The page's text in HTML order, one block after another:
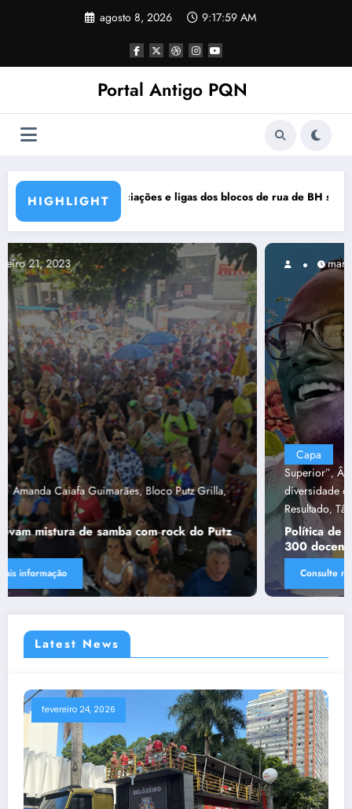
agosto 8, 2026 9:18:00 AM
Portal Antigo PQN
HIGHLIGHT
de rua de BH se manifestam em nota de repúdioRocknights lança a primeira
Capa
“Tendências para Docência no Ensino
Superior”, Ânima Educaçã, Ânima Plurais,capa ,Política de
diversidade da Una e do UniBH,Rede Comunicação de
Resultado,Tânia Chaves
Política de diversidade da Una e do UniBH envolve
300 docentes e coladores negros
Consulte mais informação
março 5, 2021
Latest News
fevereiro 24, 2026